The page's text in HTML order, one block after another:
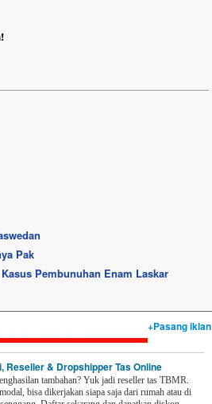
Pak
Pembunuhan Enam Laskar
+Pasang iklan
Reseller & Dropshipper Tas Online
tambahan? Yuk jadi reseller tas TBMR.
bisa dikerjakan siapa saja dari rumah atau di